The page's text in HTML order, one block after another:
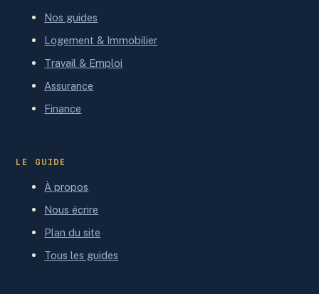
Nos guides
Logement & Immobilier
Travail & Emploi
Assurance
Finance
LE GUIDE
À propos
Nous écrire
Plan du site
Tous les guides